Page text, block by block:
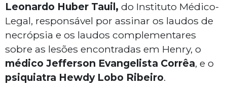
Leonardo Huber Tauil, do Instituto Médico-
Legal, responsável por assinar os laudos de
necrópsia e os laudos complementares
sobre as lesões encontradas em Henry, o
médico Jefferson Evangelista Corrêa, e o
psiquiatra Hewdy Lobo Ribeiro.